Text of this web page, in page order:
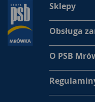
Sklepy
Obsługa
O PSB